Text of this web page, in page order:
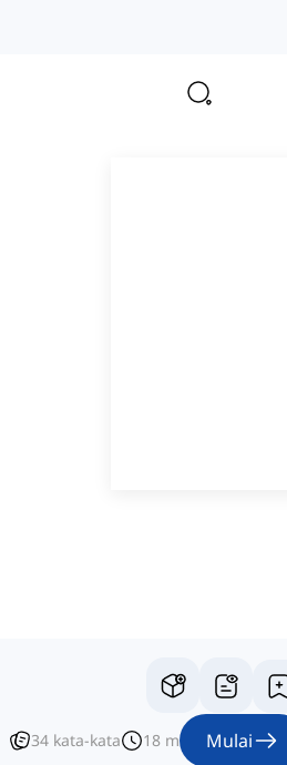
34 kata-kata 18 m Mulai